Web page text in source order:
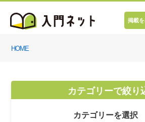
掲載
HOME
カテゴリーで絞り